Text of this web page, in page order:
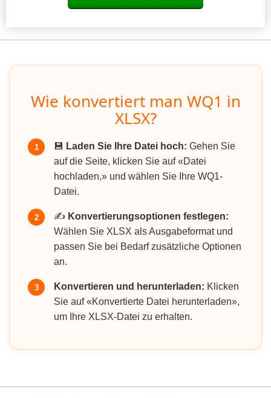
Wie konvertiert man WQ1 in
XLSX?
1 💾 Laden Sie Ihre Datei hoch: Gehen Sie
auf die Seite, klicken Sie auf «Datei
hochladen,» und wählen Sie Ihre WQ1-
Datei.
2 ✍️ Konvertierungsoptionen festlegen:
Wählen Sie XLSX als Ausgabeformat und
passen Sie bei Bedarf zusätzliche Optionen
an.
3 Konvertieren und herunterladen: Klicken
Sie auf «Konvertierte Datei herunterladen»,
um Ihre XLSX-Datei zu erhalten.